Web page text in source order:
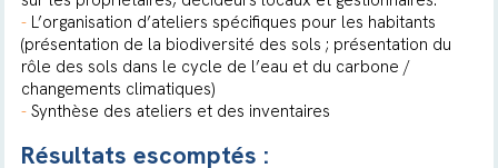
- L’organisation d’ateliers spécifiques pour les habitants
(présentation de la biodiversité des sols ; présentation du
rôle des sols dans le cycle de l’eau et du carbone /
changements climatiques)
- Synthèse des ateliers et des inventaires
Résultats escomptés :